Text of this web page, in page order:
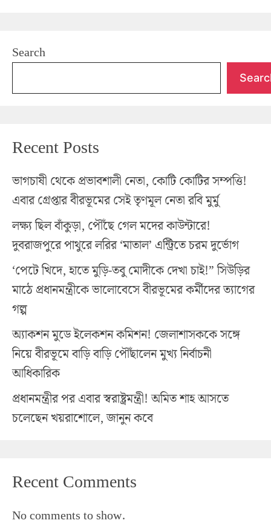
Search
Recent Posts
ভাগচাষী থেকে প্রভাবশালী নেতা, কোটি কোটির সম্পত্তি!
এবার গ্রেপ্তার বীরভূমের সেই তৃণমূল নেতা রবি মুর্মু
লক্ষ্য ছিল বাঁকুড়া, পৌঁছে গেল মদের কাউন্টারে!
দুবরাজপুরে পাথুরে লরির ‘মাতাল’ এন্ট্রিতে চরম দুর্ভোগ
‘পেটে খিদে, হাতে মুড়ি-তবু মোদীকে দেখা চাই!” সিউড়ির
মাঠে প্রধানমন্ত্রীকে ভালোবেসে বীরভূমের কর্মীদের ত্যাগের
গল্প
অ্যাকশন মুডে ইলেকশন কমিশন! জেলাশাসককে সঙ্গে
নিয়ে বীরভূমে বাড়ি বাড়ি পৌঁছালেন মুখ্য নির্বাচনী
আধিকারিক
প্রধানমন্ত্রীর পর এবার স্বরাষ্ট্রমন্ত্রী! অমিত শাহ আসতে
চলেছেন খয়রাশোলে, জানুন কবে
Recent Comments
No comments to show.